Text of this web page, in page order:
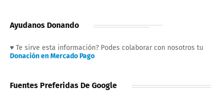
Ayudanos Donando
♥ Te sirve esta información? Podes colaborar con nosotros tu
Donación en Mercado Pago
Fuentes Preferidas De Google